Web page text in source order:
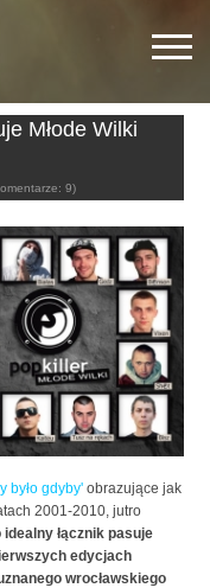
Młode Wilki
9)
było gdyby' obrazujące jak
2001-2010, jutro
idealny łącznik pasuje
edycjach
wrocławskiego